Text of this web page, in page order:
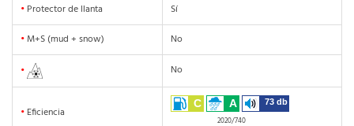
• Protector de llanta
Sí
• M+S (mud + snow) No
• No
• Eficiencia
C A 73 db
2020/740